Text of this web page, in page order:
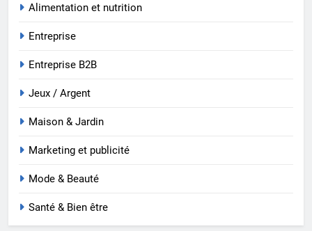
Alimentation et nutrition
Entreprise
Entreprise B2B
Jeux / Argent
Maison & Jardin
Marketing et publicité
Mode & Beauté
Santé & Bien être